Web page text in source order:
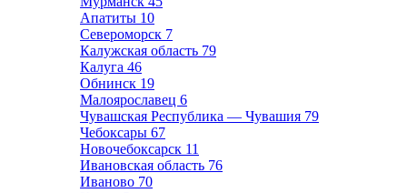
Апатиты 10
Североморск 7
Калужская область 79
Калуга 46
Обнинск 19
Малоярославец 6
Чувашская Республика — Чувашия 79
Чебоксары 67
Новочебоксарск 11
Ивановская область 76
Иваново 70